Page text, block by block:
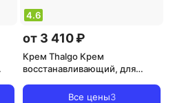
4.6
от 3 410 ₽
Крем Thalgo Крем
восстанавливающий, для
Все цены3